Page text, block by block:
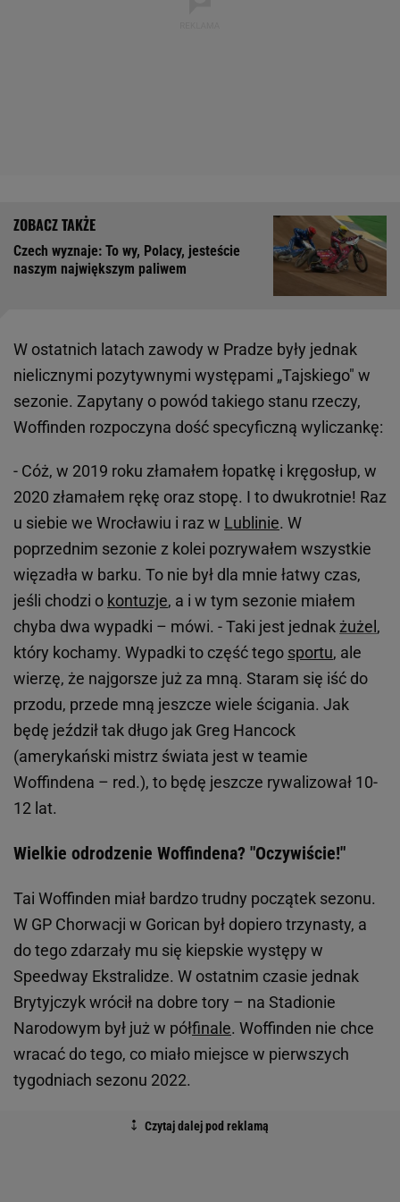
Czech wyznaje: To wy, Polacy, jesteście
naszym największym paliwem
W ostatnich latach zawody w Pradze były jednak
nielicznymi pozytywnymi występami „Tajskiego" w
sezonie. Zapytany o powód takiego stanu rzeczy,
Woffinden rozpoczyna dość specyficzną wyliczankę:
- Cóż, w 2019 roku złamałem łopatkę i kręgosłup, w
2020 złamałem rękę oraz stopę. I to dwukrotnie! Raz
u siebie we Wrocławiu i raz w Lublinie. W
poprzednim sezonie z kolei pozrywałem wszystkie
więzadła w barku. To nie był dla mnie łatwy czas,
jeśli chodzi o kontuzje, a i w tym sezonie miałem
chyba dwa wypadki – mówi. - Taki jest jednak żużel ,
który kochamy. Wypadki to część tego sportu, ale
wierzę, że najgorsze już za mną. Staram się iść do
przodu, przede mną jeszcze wiele ścigania. Jak
będę jeździł tak długo jak Greg Hancock
(amerykański mistrz świata jest w teamie
Woffindena – red.), to będę jeszcze rywalizował 10-
12 lat.
Wielkie odrodzenie Woffindena? "Oczywiście!"
Tai Woffinden miał bardzo trudny początek sezonu.
W GP Chorwacji w Gorican był dopiero trzynasty, a
do tego zdarzały mu się kiepskie występy w
Speedway Ekstralidze. W ostatnim czasie jednak
Brytyjczyk wrócił na dobre tory – na Stadionie
Narodowym był już w półfinale. Woffinden nie chce
wracać do tego, co miało miejsce w pierwszych
tygodniach sezonu 2022.